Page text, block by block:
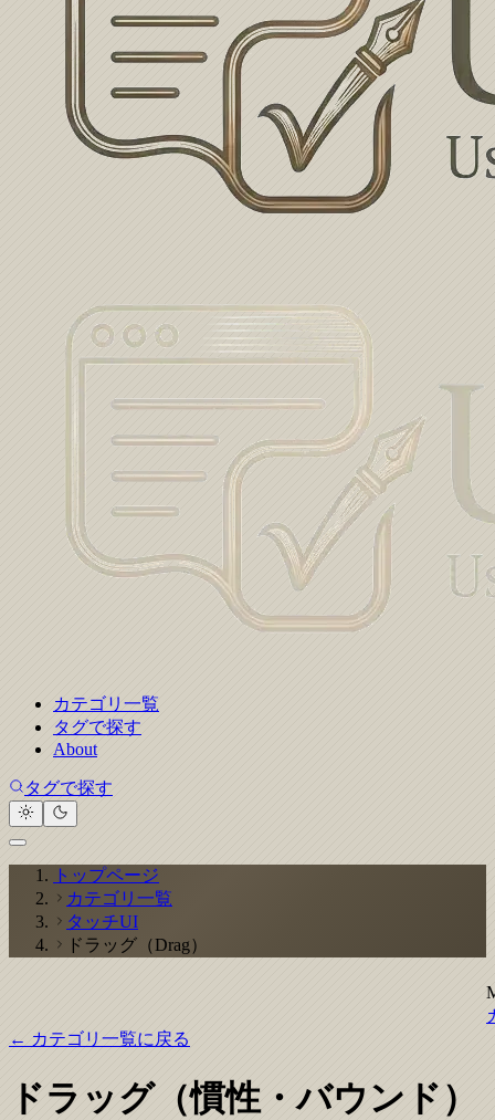
カテゴリ一覧
タグで探す
About
タグで探す
トップページ
カテゴリ一覧
タッチUI
ドラッグ（Drag）
← カテゴリ一覧に戻る
ドラッグ（慣性・バウンド）